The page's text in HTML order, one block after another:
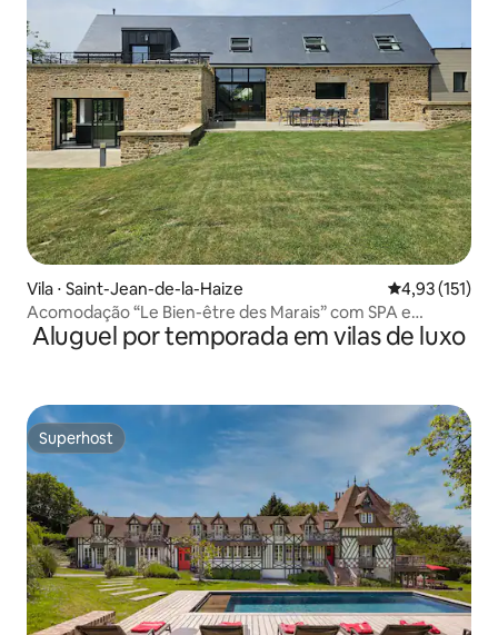
Vila ⋅ Saint-Jean-de-la-Haize 4,93 de uma
4,93 (151)
Acomodação “Le Bien-être des Marais” com SPA e
SAUNA
Aluguel por temporada em vilas de luxo
Superhost
Superhost